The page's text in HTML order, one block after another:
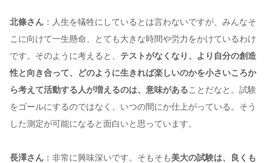
北條さん ：人生を犠牲にしているとは言わないですが、みんなそ
こに向けて一生懸命、とても大きな時間や労力をかけているわけ
です。そのように考えると、 テストがなくなり、より自分の創造
性と向き合って、どのように生きれば楽しいのかを小さいころか
ら考えて活動する人が増えるのは、意味があることだなと。試験
をゴールにするのではなく、いつの間にか仕上がっている。そう
した測定が可能になると面白いと思っています。
長澤さん ：非常に興味深いです。そもそも美大の試験は、良くも